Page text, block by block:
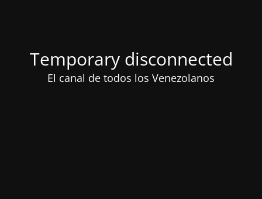
Temporary disconnected
El canal de todos los Venezolanos